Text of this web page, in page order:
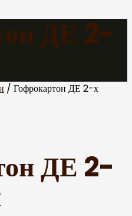
ДЕ 2-
/ Гофрокартон ДЕ 2-х
ДЕ 2-